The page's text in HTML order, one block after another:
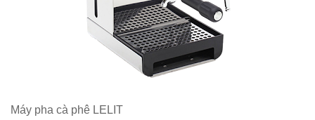
ốp gỗ nhựa
Máy pha cà phê LELIT